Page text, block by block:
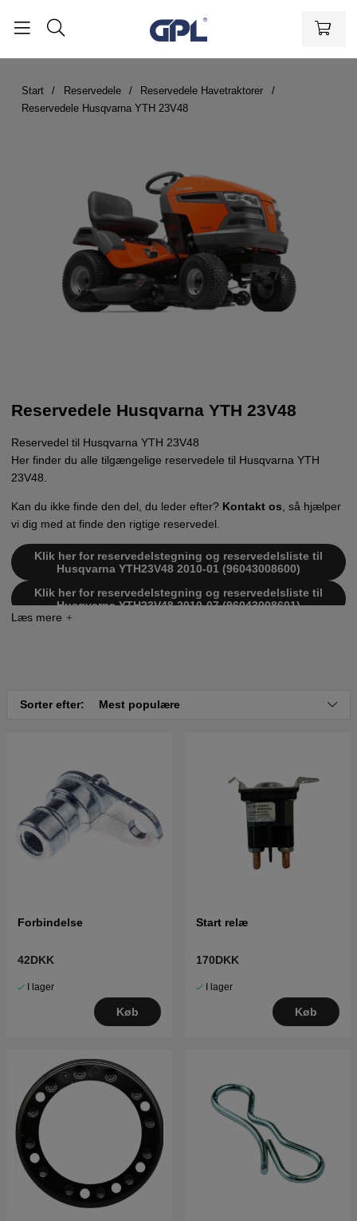
Start Reservedele
Reservedele Havetraktorer
Reservedele Husqvarna YTH 23V48
Reservedele Husqvarna YTH 23V48
Reservedel til Husqvarna YTH 23V48
Her finder du alle tilgængelige reservedele til Husqvarna YTH
23V48.
Kan du ikke finde den del, du leder efter? Kontakt os , så hjælper
vi dig med at finde den rigtige reservedel.
Klik her for reservedelstegning og reservedelsliste til
Husqvarna YTH23V48 2010-01 (96043008600)
Klik her for reservedelstegning og reservedelsliste til
Husqvarna YTH23V48 2010-07 (96043008601)
Klik her for reservedelstegning og reservedelsliste til
Klik her for reservedelstegning og reservedelsliste til
Husqvarna YTH23V48 2011-07 (96043012501)
Klik her for reservedelstegning og reservedelsliste til
Husqvarna YTH23V48 2012-09 (96043012503)
Klik her for reservedelstegning og reservedelsliste til
Husqvarna YTH23V48 2013-09 (96043017500)
Sorter efter: Mest populære
Forbindelse
42DKK
I lager
Køb
Start relæ
170DKK
I lager
Køb